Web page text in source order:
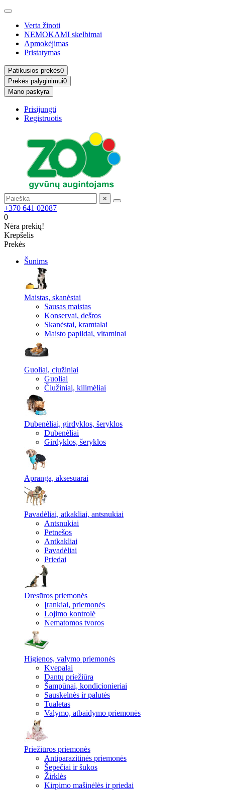
Verta žinoti
NEMOKAMI skelbimai
Apmokėjimas
Pristatymas
Patikusios prekės0
Prekės palyginimui0
Mano paskyra
Prisijungti
Registruotis
×
+370 641 02087
0
Nėra prekių!
Krepšelis
Prekės
Šunims
Maistas, skanėstai
Sausas maistas
Konservai, dešros
Skanėstai, kramtalai
Maisto papildai, vitaminai
Guoliai, ciužiniai
Guoliai
Čiužiniai, kilimėliai
Dubenėliai, girdyklos, šeryklos
Dubenėliai
Girdyklos, šeryklos
Apranga, aksesuarai
Pavadėliai, atkakliai, antsnukiai
Antsnukiai
Petnešos
Antkakliai
Pavadėliai
Priedai
Dresūros priemonės
Įrankiai, priemonės
Lojimo kontrolė
Nematomos tvoros
Higienos, valymo priemonės
Kvepalai
Dantų priežiūra
Šampūnai, kondicionieriai
Sauskelnės ir palutės
Tualetas
Valymo, atbaidymo priemonės
Priežiūros priemonės
Antiparazitinės priemonės
Šepečiai ir šukos
Žirklės
Kirpimo mašinėlės ir priedai